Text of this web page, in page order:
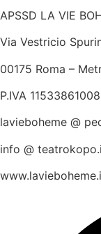
APSSD LA VIE
Via Vestricio
00175 Roma –
P.IVA 11533861008
lavieboheme @
info @